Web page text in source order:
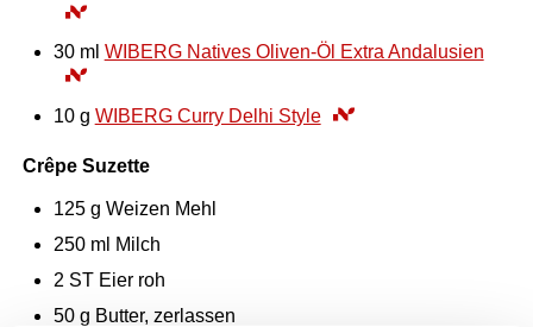
30 ml WIBERG Natives Oliven-Öl Extra Andalusien
10 g WIBERG Curry Delhi Style
Crêpe Suzette
125 g Weizen Mehl
250 ml Milch
2 ST Eier roh
50 g Butter, zerlassen